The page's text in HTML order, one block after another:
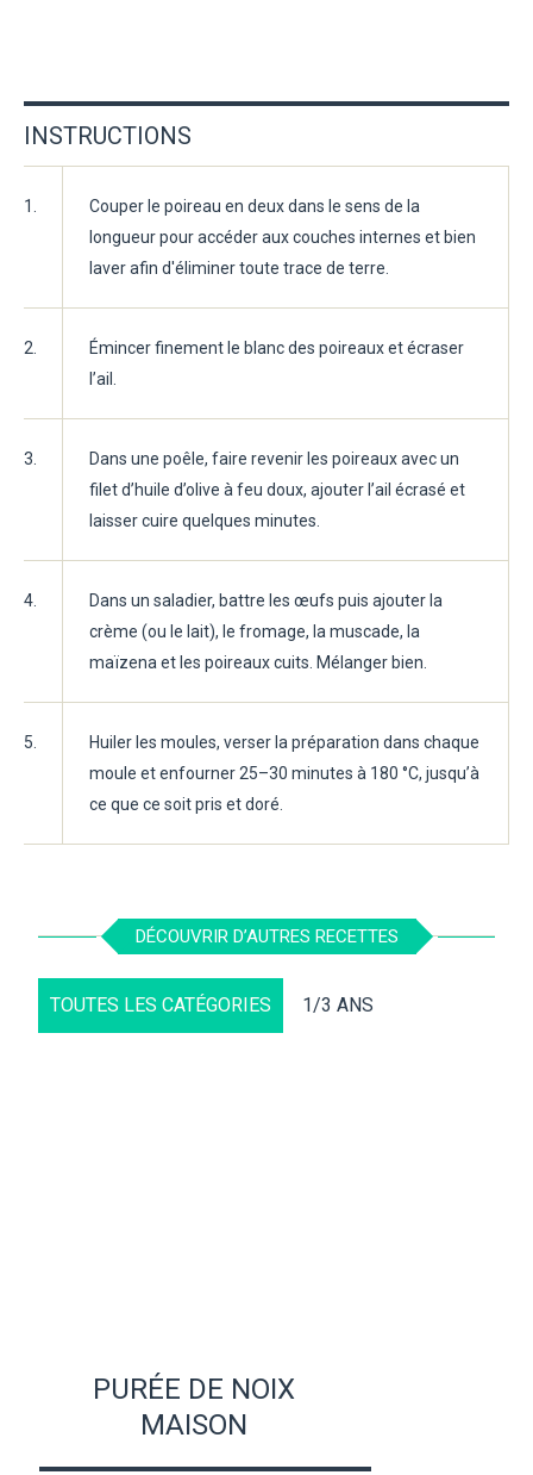
INSTRUCTIONS
1.
Couper le poireau en deux dans le sens de la
longueur pour accéder aux couches internes et bien
laver afin d'éliminer toute trace de terre.
2.
Émincer finement le blanc des poireaux et écraser
l’ail.
3.
Dans une poêle, faire revenir les poireaux avec un
filet d’huile d’olive à feu doux, ajouter l’ail écrasé et
laisser cuire quelques minutes.
4.
Dans un saladier, battre les œufs puis ajouter la
crème (ou le lait), le fromage, la muscade, la
maïzena et les poireaux cuits. Mélanger bien.
5.
Huiler les moules, verser la préparation dans chaque
moule et enfourner 25–30 minutes à 180 °C, jusqu’à
ce que ce soit pris et doré.
DÉCOUVRIR D’AUTRES RECETTES
TOUTES LES CATÉGORIES 1/3 ANS
PURÉE DE NOIX
MAISON